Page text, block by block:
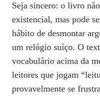
Seja sincero: o livro
existencial, mas pode
hábito de desmontar
um relógio suíço. O
vocabulário acima da
leitores que jogam
provavelmente se